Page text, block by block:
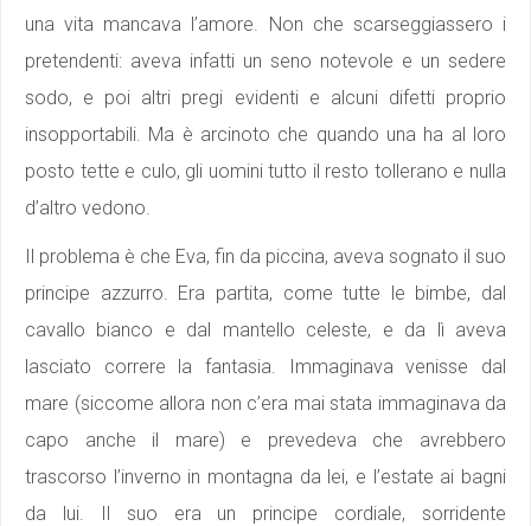
una vita mancava l’amore. Non che scarseggiassero i
pretendenti: aveva infatti un seno notevole e un sedere
sodo, e poi altri pregi evidenti e alcuni difetti proprio
insopportabili. Ma è arcinoto che quando una ha al loro
posto tette e culo, gli uomini tutto il resto tollerano e nulla
d’altro vedono.
Il problema è che Eva, fin da piccina, aveva sognato il suo
principe azzurro. Era partita, come tutte le bimbe, dal
cavallo bianco e dal mantello celeste, e da lì aveva
lasciato correre la fantasia. Immaginava venisse dal
mare (siccome allora non c’era mai stata immaginava da
capo anche il mare) e prevedeva che avrebbero
trascorso l’inverno in montagna da lei, e l’estate ai bagni
da lui. Il suo era un principe cordiale, sorridente